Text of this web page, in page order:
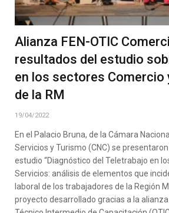
Alianza FEN-OTIC
resultados del estudio
en los sectores Comercio
de la RM
19/04/2022
En el Palacio Bruna, de la Cámara
Servicios y Turismo (CNC) se
estudio “Diagnóstico del Teletrabajo en
Servicios: análisis de elementos que
laboral de los trabajadores de la Región
proyecto desarrollado gracias a la